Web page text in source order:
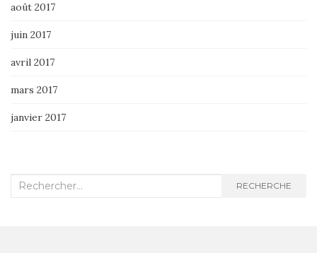
août 2017
juin 2017
avril 2017
mars 2017
janvier 2017
Recherche
RECHERCHE